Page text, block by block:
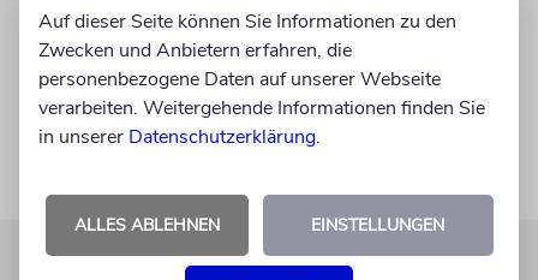
bleibt meine und unser aller Verantwortung.
Mögen es vier gute Jahre für die IKG werden.
Am Israel Chai!
Auf dieser Seite können Sie Informationen zu den
Zwecken und Anbietern erfahren, die
personenbezogene Daten auf unserer Webseite
verarbeiten. Weitergehende Informationen finden Sie
in unserer Datenschutzerklärung.
ALLES ABLEHNEN EINSTELLUNGEN